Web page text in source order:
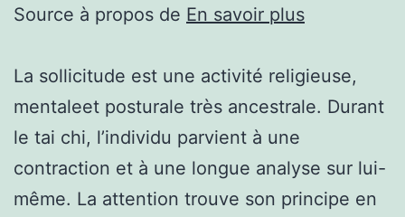
Source à propos de En savoir plus
La sollicitude est une activité religieuse,
mentaleet posturale très ancestrale. Durant
le tai chi, l’individu parvient à une
contraction et à une longue analyse sur lui-
même. La attention trouve son principe en